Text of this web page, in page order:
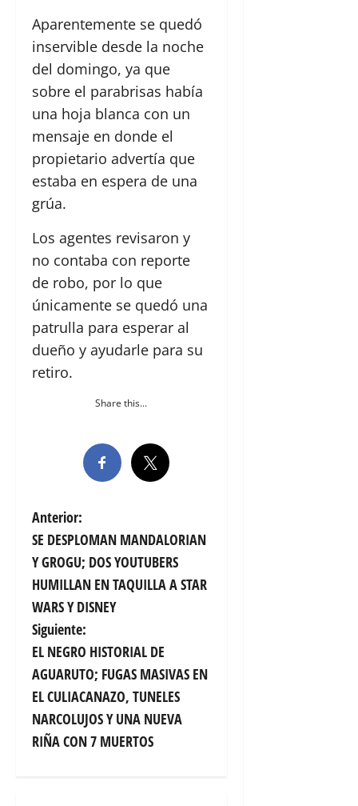
Aparentemente se quedó
inservible desde la noche
del domingo, ya que
sobre el parabrisas había
una hoja blanca con un
mensaje en donde el
propietario advertía que
estaba en espera de una
grúa.
Los agentes revisaron y
no contaba con reporte
de robo, por lo que
únicamente se quedó una
patrulla para esperar al
dueño y ayudarle para su
retiro.
Share this...
N
a
v
e
g
a
c
i
Anterior:
SE DESPLOMAN MANDALORIAN
Y GROGU; DOS YOUTUBERS
HUMILLAN EN TAQUILLA A STAR
WARS Y DISNEY
Siguiente:
EL NEGRO HISTORIAL DE
AGUARUTO; FUGAS MASIVAS EN
EL CULIACANAZO, TUNELES
NARCOLUJOS Y UNA NUEVA
RIÑA CON 7 MUERTOS